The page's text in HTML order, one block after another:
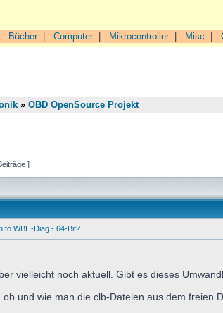
Bücher| Computer| Mikrocontroller| Misc
» OBD OpenSource Projekt
]
to WBH-Diag - 64-Bit?
vielleicht noch aktuell. Gibt es dieses
ob und wie man die clb-Dateien aus dem